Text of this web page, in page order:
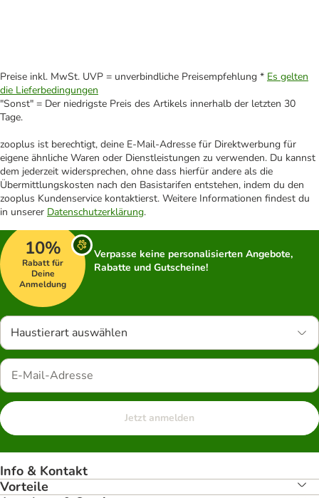
Preise inkl. MwSt. UVP = unverbindliche Preisempfehlung * Es gelten
die Lieferbedingungen
"Sonst" = Der niedrigste Preis des Artikels innerhalb der letzten 30
Tage.
zooplus ist berechtigt, deine E-Mail-Adresse für Direktwerbung für
eigene ähnliche Waren oder Dienstleistungen zu verwenden. Du kannst
dem jederzeit widersprechen, ohne dass hierfür andere als die
Übermittlungskosten nach den Basistarifen entstehen, indem du den
zooplus Kundenservice kontaktierst. Weitere Informationen findest du
in unserer Datenschutzerklärung.
10%
Rabatt für
Deine
Anmeldung
Verpasse keine personalisierten Angebote,
Rabatte und Gutscheine!
Haustierart auswählen
Jetzt anmelden
Info & Kontakt
Vorteile